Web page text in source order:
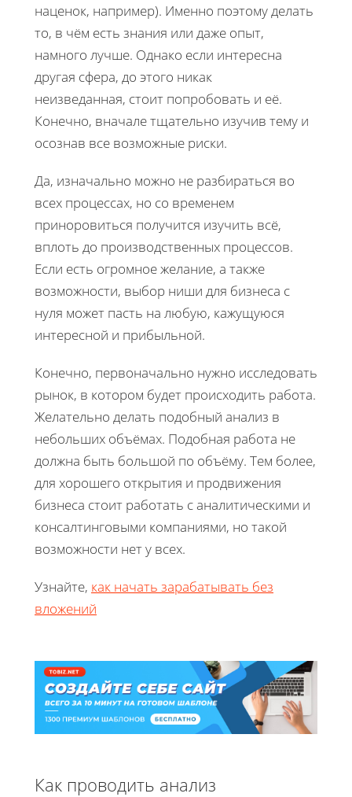
наценок, например). Именно поэтому делать
то, в чём есть знания или даже опыт,
намного лучше. Однако если интересна
другая сфера, до этого никак
неизведанная, стоит попробовать и её.
Конечно, вначале тщательно изучив тему и
осознав все возможные риски.
Да, изначально можно не разбираться во
всех процессах, но со временем
приноровиться получится изучить всё,
вплоть до производственных процессов.
Если есть огромное желание, а также
возможности, выбор ниши для бизнеса с
нуля может пасть на любую, кажущуюся
интересной и прибыльной.
Конечно, первоначально нужно исследовать
рынок, в котором будет происходить работа.
Желательно делать подобный анализ в
небольших объёмах. Подобная работа не
должна быть большой по объёму. Тем более,
для хорошего открытия и продвижения
бизнеса стоит работать с аналитическими и
консалтинговыми компаниями, но такой
возможности нет у всех.
Узнайте, как начать зарабатывать без
вложений
Как проводить анализ